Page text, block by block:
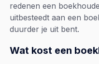
redenen een
uitbesteedt aan een
duurder je uit bent.
Wat kost een